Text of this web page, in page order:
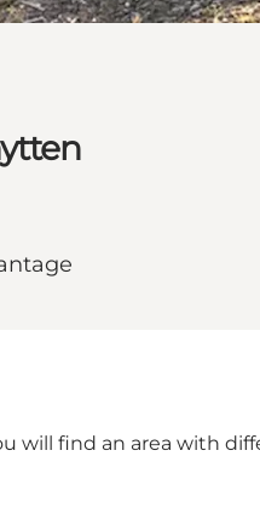
will find an area with